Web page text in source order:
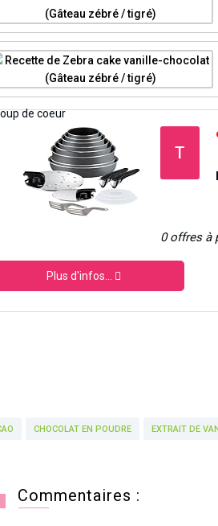
T
0 offres à
Plus d'infos...
CHOCOLAT EN POUDRE EXTRAIT DE
Commentaires :